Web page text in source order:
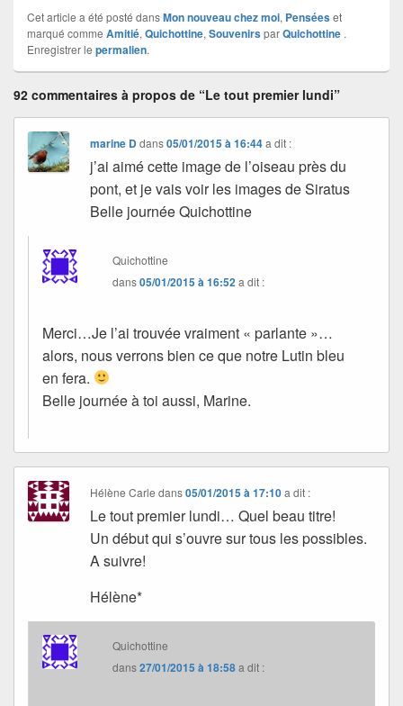
Cet article a été posté dansMon nouveau chez moi, Penséeset
marqué comme Amitié, Quichottine, SouvenirsparQuichottine .
Enregistrer le permalien.
92 commentaires à propos de “Le tout premier lundi”
marine Ddans05/01/2015 à 16:44 a dit :
j’ai aimé cette image de l’oiseau près du
pont, et je vais voir les images de Siratus
Belle journée Quichottine
Quichottine
dans05/01/2015 à 16:52 a dit :
Merci…Je l’ai trouvée vraiment « parlante »…
alors, nous verrons bien ce que notre Lutin bleu
en fera.
Belle journée à toi aussi, Marine.
Hélène Carle dans05/01/2015 à 17:10 a dit :
Le tout premier lundi… Quel beau titre!
Un début qui s’ouvre sur tous les possibles.
A suivre!
Hélène*
Quichottine
dans27/01/2015 à 18:58a dit :